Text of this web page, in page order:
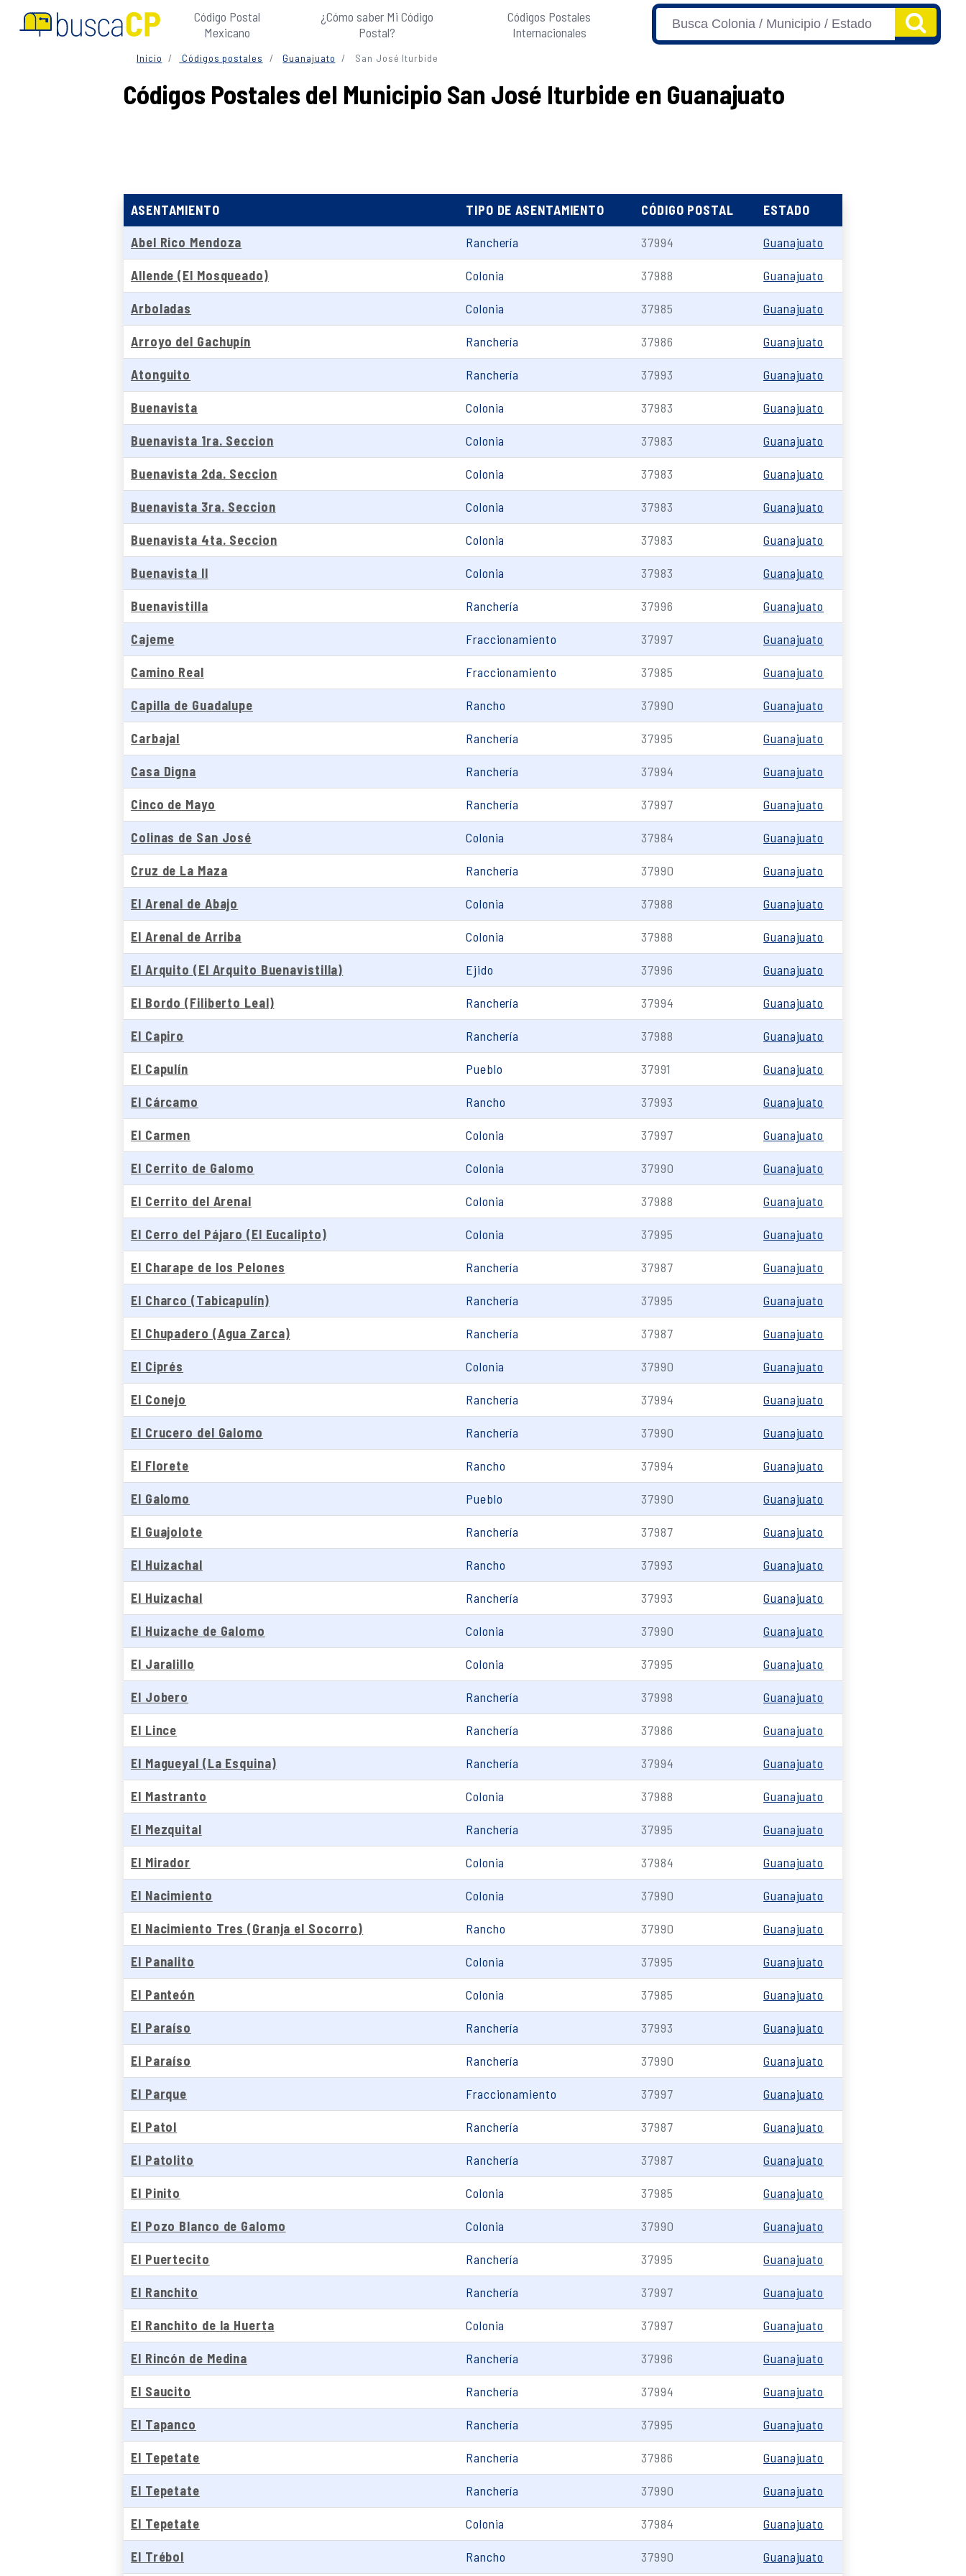
Código Postal
Mexicano
¿Cómo saber Mi Código
Postal?
Códigos Postales
Internacionales
Inicio Códigos postales Guanajuato San José Iturbide
Códigos Postales del Municipio San José Iturbide en Guanajuato
ASENTAMIENTO TIPO DE ASENTAMIENTO CÓDIGO POSTAL ESTADO
Abel Rico Mendoza Ranchería 37994 Guanajuato
Allende (El Mosqueado) Colonia 37988 Guanajuato
Arboladas Colonia 37985 Guanajuato
Arroyo del Gachupín Ranchería 37986 Guanajuato
Atonguito Ranchería 37993 Guanajuato
Buenavista Colonia 37983 Guanajuato
Buenavista 1ra. Seccion Colonia 37983 Guanajuato
Buenavista 2da. Seccion Colonia 37983 Guanajuato
Buenavista 3ra. Seccion Colonia 37983 Guanajuato
Buenavista 4ta. Seccion Colonia 37983 Guanajuato
Buenavista II Colonia 37983 Guanajuato
Buenavistilla Ranchería 37996 Guanajuato
Cajeme Fraccionamiento 37997 Guanajuato
Camino Real Fraccionamiento 37985 Guanajuato
Capilla de Guadalupe Rancho 37990 Guanajuato
Carbajal Ranchería 37995 Guanajuato
Casa Digna Ranchería 37994 Guanajuato
Cinco de Mayo Ranchería 37997 Guanajuato
Colinas de San José Colonia 37984 Guanajuato
Cruz de La Maza Ranchería 37990 Guanajuato
El Arenal de Abajo Colonia 37988 Guanajuato
El Arenal de Arriba Colonia 37988 Guanajuato
El Arquito (El Arquito Buenavistilla) Ejido 37996 Guanajuato
El Bordo (Filiberto Leal) Ranchería 37994 Guanajuato
El Capiro Ranchería 37988 Guanajuato
El Capulín Pueblo 37991 Guanajuato
El Cárcamo Rancho 37993 Guanajuato
El Carmen Colonia 37997 Guanajuato
El Cerrito de Galomo Colonia 37990 Guanajuato
El Cerrito del Arenal Colonia 37988 Guanajuato
El Cerro del Pájaro (El Eucalipto) Colonia 37995 Guanajuato
El Charape de los Pelones Ranchería 37987 Guanajuato
El Charco (Tabicapulín) Ranchería 37995 Guanajuato
El Chupadero (Agua Zarca) Ranchería 37987 Guanajuato
El Ciprés Colonia 37990 Guanajuato
El Conejo Ranchería 37994 Guanajuato
El Crucero del Galomo Ranchería 37990 Guanajuato
El Florete Rancho 37994 Guanajuato
El Galomo Pueblo 37990 Guanajuato
El Guajolote Ranchería 37987 Guanajuato
El Huizachal Rancho 37993 Guanajuato
El Huizachal Ranchería 37993 Guanajuato
El Huizache de Galomo Colonia 37990 Guanajuato
El Jaralillo Colonia 37995 Guanajuato
El Jobero Ranchería 37998 Guanajuato
El Lince Ranchería 37986 Guanajuato
El Magueyal (La Esquina) Ranchería 37994 Guanajuato
El Mastranto Colonia 37988 Guanajuato
El Mezquital Ranchería 37995 Guanajuato
El Mirador Colonia 37984 Guanajuato
El Nacimiento Colonia 37990 Guanajuato
El Nacimiento Tres (Granja el Socorro) Rancho 37990 Guanajuato
El Panalito Colonia 37995 Guanajuato
El Panteón Colonia 37985 Guanajuato
El Paraíso Ranchería 37993 Guanajuato
El Paraíso Ranchería 37990 Guanajuato
El Parque Fraccionamiento 37997 Guanajuato
El Patol Ranchería 37987 Guanajuato
El Patolito Ranchería 37987 Guanajuato
El Pinito Colonia 37985 Guanajuato
El Pozo Blanco de Galomo Colonia 37990 Guanajuato
El Puertecito Ranchería 37995 Guanajuato
El Ranchito Ranchería 37997 Guanajuato
El Ranchito de la Huerta Colonia 37997 Guanajuato
El Rincón de Medina Ranchería 37996 Guanajuato
El Saucito Ranchería 37994 Guanajuato
El Tapanco Ranchería 37995 Guanajuato
El Tepetate Ranchería 37986 Guanajuato
El Tepetate Ranchería 37990 Guanajuato
El Tepetate Colonia 37984 Guanajuato
El Trébol Rancho 37990 Guanajuato